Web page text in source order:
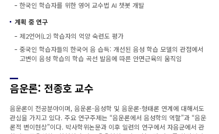
한국인 학습자를 위한 영어 교수법 AI 챗봇 개발
계획 중 연구
제2언어(L2) 학습자의 억양 숙련도 평가
중국인 학습자들의 한국어 음 습득: 개선된 음성 학습 모델의 관점에서
고변이 음성 학습의 학습 곡선 발음에 따른 안면근육의 움직임
음운론: 전종호 교수
음운론이 전공분야이며, 음운론-음성학 및 음운론-형태론 연계에 대해서도
관심을 가지고 있다. 주요 연구주제는 “음운론에서 음성학의 역할”과 “음운
론적 변이현상”이다. 박사학위논문과 이후 일련의 연구에서 자음군에서 관